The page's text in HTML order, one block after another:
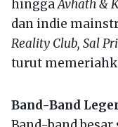
hinggaAvhath &
dan indie
Reality Club, Sal
turut
Band-Band